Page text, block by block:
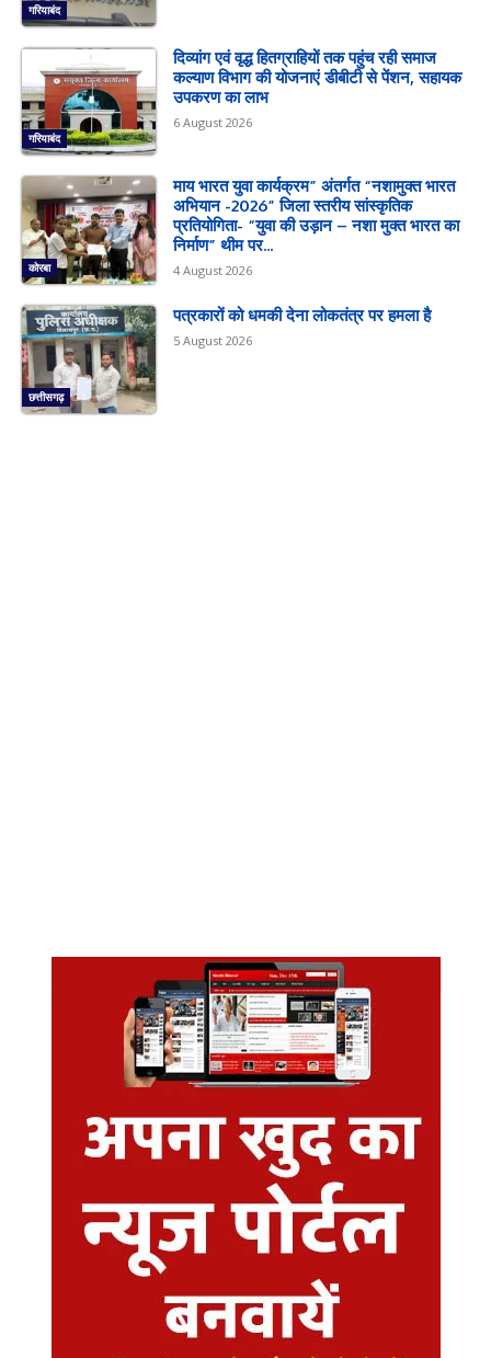
गरियाबंद
गरियाबंद
दिव्यांग एवं वृद्ध हितग्राहियों तक पहुंच रही समाज
कल्याण विभाग की योजनाएं डीबीटी से पेंशन, सहायक
उपकरण का लाभ
6 August 2026
कोरबा
माय भारत युवा कार्यक्रम” अंतर्गत “नशामुक्त भारत
अभियान -2026” जिला स्तरीय सांस्कृतिक
प्रतियोगिता- “युवा की उड़ान – नशा मुक्त भारत का
निर्माण” थीम पर...
4 August 2026
छत्तीसगढ़
पत्रकारों को धमकी देना लोकतंत्र पर हमला है
5 August 2026